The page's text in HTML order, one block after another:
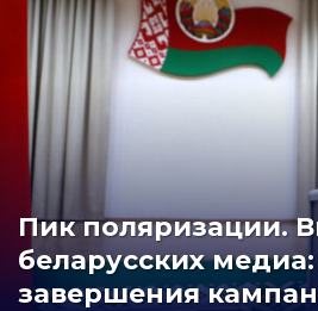
Пик поляризации.
беларусских
завершения